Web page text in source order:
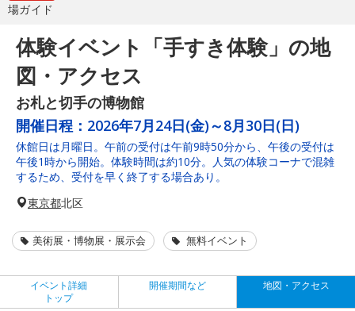
場ガイド
体験イベント「手すき体験」の地
図・アクセス
お札と切手の博物館
開催日程： 2026年7月24日(金)～8月30日(日)
休館日は月曜日。午前の受付は午前9時50分から、午後の受付は
午後1時から開始。体験時間は約10分。人気の体験コーナで混雑
するため、受付を早く終了する場合あり。
東京都北区
美術展・博物展・展示会 無料イベント
イベント詳細
トップ
開催期間など 地図・アクセス